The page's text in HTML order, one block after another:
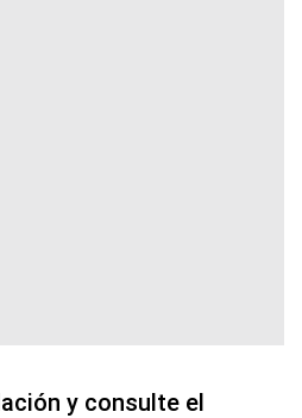
y consulte el